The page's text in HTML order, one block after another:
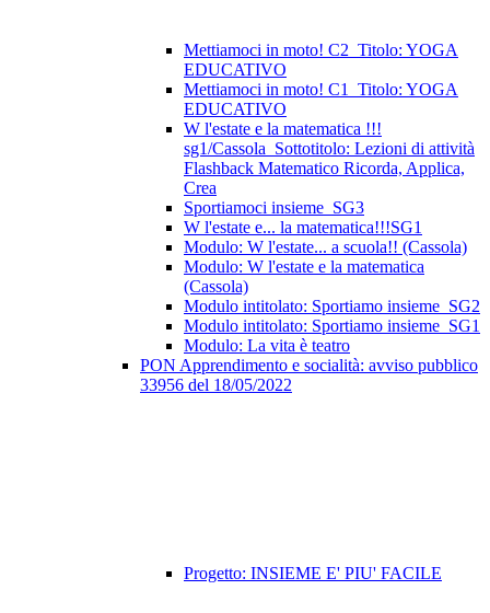
Mettiamoci in moto! C2_Titolo: YOGA
EDUCATIVO
Mettiamoci in moto! C1_Titolo: YOGA
EDUCATIVO
W l'estate e la matematica !!!
sg1/Cassola_Sottotitolo: Lezioni di attività
Flashback Matematico Ricorda, Applica,
Crea
Sportiamoci insieme_SG3
W l'estate e... la matematica!!!SG1
Modulo: W l'estate... a scuola!! (Cassola)
Modulo: W l'estate e la matematica
(Cassola)
Modulo intitolato: Sportiamo insieme_SG2
Modulo intitolato: Sportiamo insieme_SG1
Modulo: La vita è teatro
PON Apprendimento e socialità: avviso pubblico
33956 del 18/05/2022
Progetto: INSIEME E' PIU' FACILE